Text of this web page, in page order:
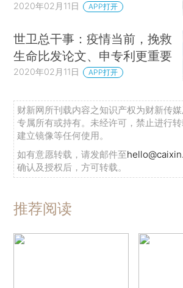
2020年02月11日 APP打开
世卫总干事：疫情当前，挽救
生命比发论文、申专利更重要
2020年02月11日 APP打开
财新网所刊载内容之知识产权为财新传
专属所有或持有。未经许可，禁止进行
建立镜像等任何使用。
如有意愿转载，请发邮件至
确认及授权后，方可转载。
推荐阅读